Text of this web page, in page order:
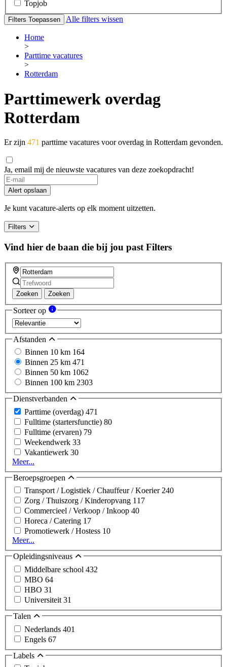
Topjob
Filters Toepassen Alle filters wissen
Home
>
Parttime vacatures
>
Rotterdam
Parttimewerk overdag
Rotterdam
Er zijn 471 parttime vacatures voor overdag in Rotterdam gevonden.
Ja, email mij de nieuwste vacatures van deze zoekopdracht!
Alert opslaan
Je kunt vacature-alerts op elk moment uitzetten.
Filters
Vind hier de baan die bij jou past Filters
Zoeken Zoeken
Sorteer op
Afstanden
Binnen 10 km 164
Binnen 25 km 471
Binnen 50 km 1062
Binnen 100 km 2303
Dienstverbanden
Parttime (overdag) 471
Fulltime (startersfunctie) 80
Fulltime (ervaren) 79
Weekendwerk 33
Vakantiewerk 30
Meer...
Beroepsgroepen
Transport / Logistiek / Chauffeur / Koerier240
Zorg / Thuiszorg / Kinderopvang 117
Commercieel / Verkoop / Inkoop 40
Horeca / Catering 17
Promotiewerk / Hostess 10
Meer...
Opleidingsniveaus
Middelbare school 432
MBO 64
HBO 31
Universiteit 31
Talen
Nederlands 401
Engels 67
Labels